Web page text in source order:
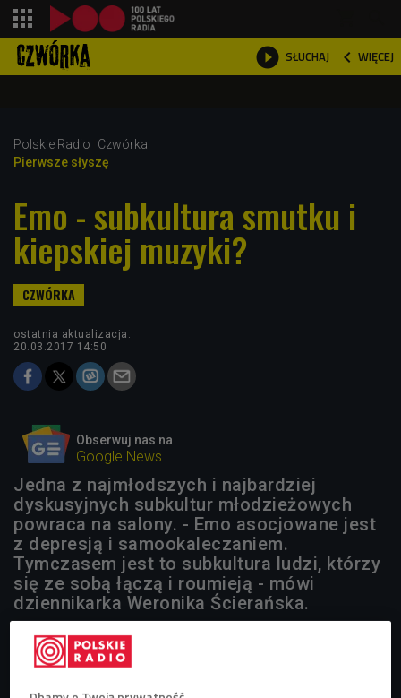
 SŁUCHAJ  WIĘCEJ

Polskie Radio
Czwórka
Pierwsze słyszę
Emo - subkultura smutku i
kiepskiej muzyki?
ostatnia aktualizacja:
20.03.2017 14:50
Obserwuj nas na
Google News
Jedna z najmłodszych i najbardziej
dyskusyjnych subkultur młodzieżowych
powraca na salony. - Emo asocjowane jest
z depresją i samookaleczaniem.
Tymczasem jest to subkultura ludzi, którzy
się ze sobą łączą i roumieją - mówi
dziennikarka Weronika Ścierańska.
AUDIO 1 plik